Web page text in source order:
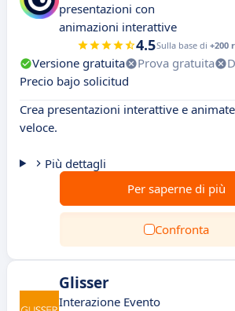
presentazioni con
animazioni interattive
4.5Sulla base di +200
Versione gratuita Prova gratuita
Precio bajo solicitud
Crea presentazioni interattive e
veloce.
Più dettagli
Per saperne di più
Confronta
Glisser
Interazione Evento